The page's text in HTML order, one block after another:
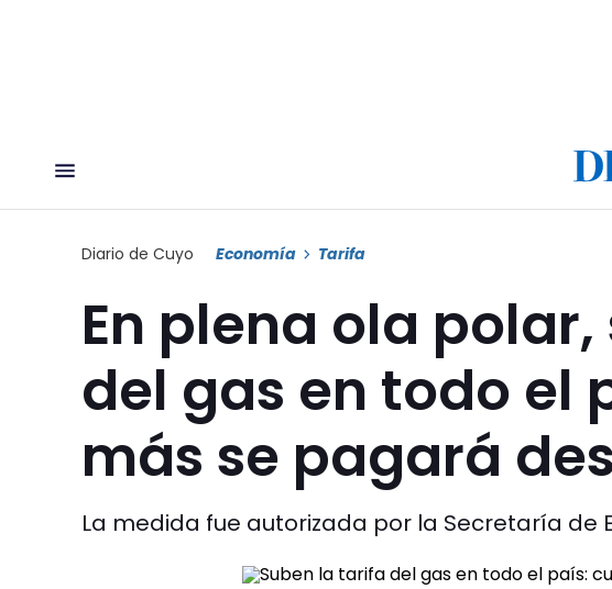
Diario de Cuyo Economía Tarifa
En plena ola
del gas en todo el
más se pagará
La medida fue autorizada por la Secretaría de